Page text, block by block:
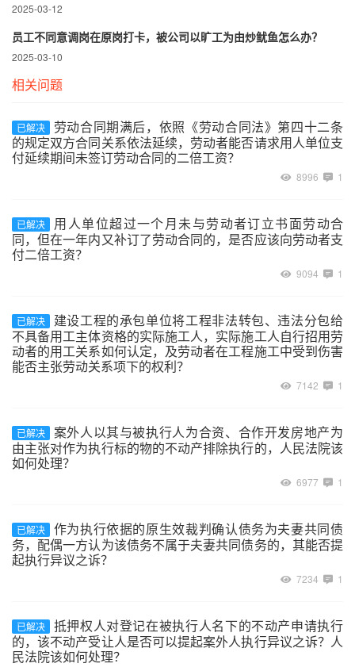
2025-03-12
员工不同意调岗在原岗打卡，被公司以旷工为由炒鱿鱼怎么办？
2025-03-10
相关问题
已解决
劳动合同期满后，依照《劳动合同法》第四十二条
的规定双方合同关系依法延续，劳动者能否请求用人单位支
付延续期间未签订劳动合同的二倍工资？
8996 1
已解决
用人单位超过一个月未与劳动者订立书面劳动合
同，但在一年内又补订了劳动合同的，是否应该向劳动者支
付二倍工资？
9094 1
已解决
建设工程的承包单位将工程非法转包、违法分包给
不具备用工主体资格的实际施工人，实际施工人自行招用劳
动者的用工关系如何认定，及劳动者在工程施工中受到伤害
能否主张劳动关系项下的权利？
7142 1
已解决
案外人以其与被执行人为合资、合作开发房地产为
由主张对作为执行标的物的不动产排除执行的，人民法院该
如何处理？
6977 1
已解决
作为执行依据的原生效裁判确认债务为夫妻共同债
务，配偶一方认为该债务不属于夫妻共同债务的，其能否提
起执行异议之诉？
7234 1
已解决
抵押权人对登记在被执行人名下的不动产申请执行
的，该不动产受让人是否可以提起案外人执行异议之诉？人
民法院该如何处理？